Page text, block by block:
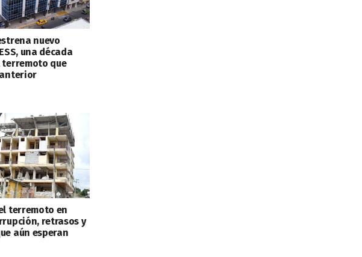
nuevo
una década
terremoto que
terremoto en
retrasos y
aún esperan